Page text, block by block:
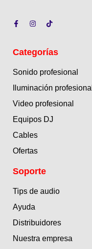
Categorías
Sonido profesional
Iluminación profesional
Video profesional
Equipos DJ
Cables
Ofertas
Soporte
Tips de audio
Ayuda
Distribuidores
Nuestra empresa